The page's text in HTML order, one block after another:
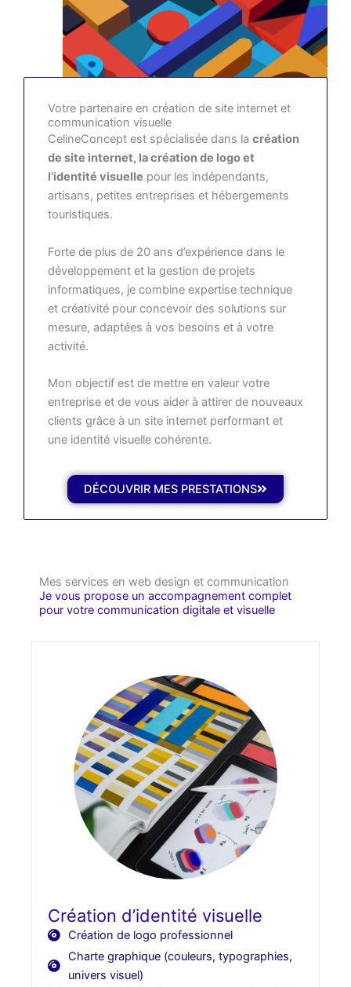
Votre partenaire en création de site internet et
communication visuelle
CelineConcept est spécialisée dans la création
de site internet, la création de logo et
l’identité visuelle pour les indépendants,
artisans, petites entreprises et hébergements
touristiques.
Forte de plus de 20 ans d’expérience dans le
développement et la gestion de projets
informatiques, je combine expertise technique
et créativité pour concevoir des solutions sur
mesure, adaptées à vos besoins et à votre
activité.
Mon objectif est de mettre en valeur votre
entreprise et de vous aider à attirer de nouveaux
clients grâce à un site internet performant et
une identité visuelle cohérente.
DÉCOUVRIR MES PRESTATIONS
Mes services en web design et communication
Je vous propose un accompagnement complet
pour votre communication digitale et visuelle
Création d’identité visuelle
Création de logo professionnel
Charte graphique (couleurs, typographies,
univers visuel)